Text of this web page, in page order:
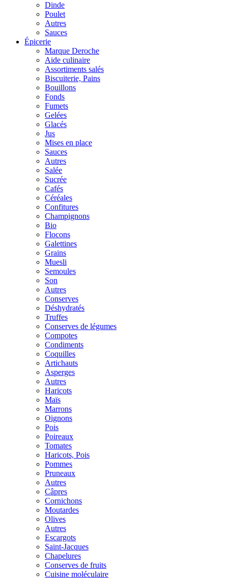
Dinde
Poulet
Autres
Sauces
Épicerie
Marque Deroche
Aide culinaire
Assortiments salés
Biscuiterie, Pains
Bouillons
Fonds
Fumets
Gelées
Glacés
Jus
Mises en place
Sauces
Autres
Salée
Sucrée
Cafés
Céréales
Confitures
Champignons
Bio
Flocons
Galettines
Grains
Muesli
Semoules
Son
Autres
Conserves
Déshydratés
Truffes
Conserves de légumes
Compotes
Condiments
Coquilles
Artichauts
Asperges
Autres
Haricots
Maïs
Marrons
Oignons
Pois
Poireaux
Tomates
Haricots, Pois
Pommes
Pruneaux
Autres
Câpres
Cornichons
Moutardes
Olives
Autres
Escargots
Saint-Jacques
Chapelures
Conserves de fruits
Cuisine moléculaire